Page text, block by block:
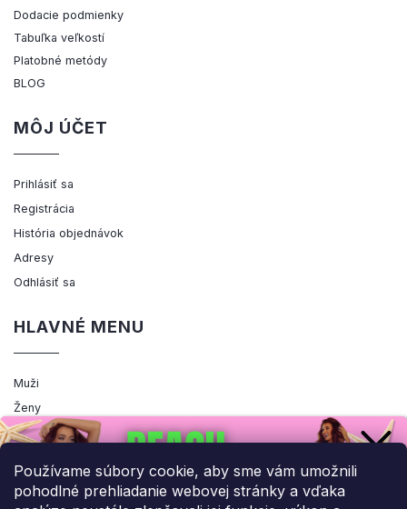
Používame súbory cookie, aby sme vám umožnili
pohodlné prehliadanie webovej stránky a vďaka
Dodacie podmienky
Tabuľka veľkostí
Platobné metódy
BLOG
MÔJ ÚČET
Prihlásiť sa
Registrácia
História objednávok
Adresy
Odhlásiť sa
HLAVNÉ MENU
Muži
Ženy
Výpredaj